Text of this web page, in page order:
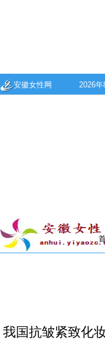
安徽女性网 2026
我国抗皱紧致化